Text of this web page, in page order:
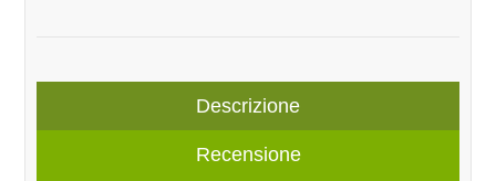
Descrizione
Recensione